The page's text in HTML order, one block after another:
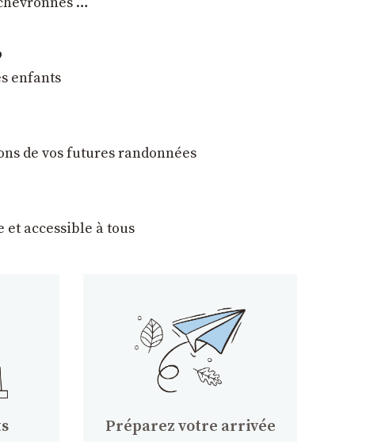
enfants
de vos futures randonnées
accessible à tous
Préparez votre arrivée